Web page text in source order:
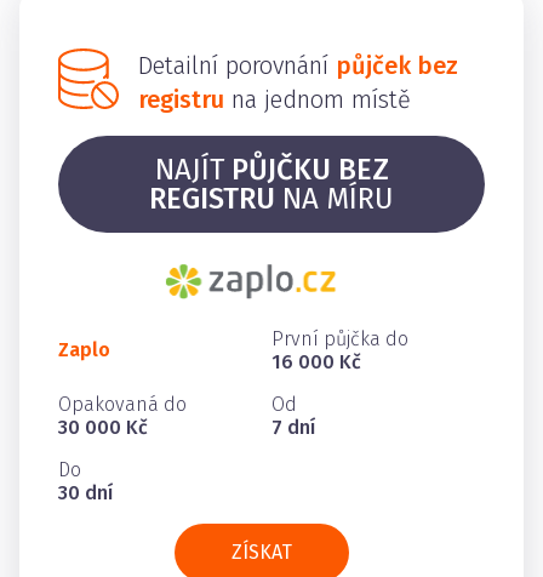
Detailní porovnání půjček bez
registru na jednom místě
NAJÍT PŮJČKU BEZ
REGISTRU NA MÍRU
Zaplo
První půjčka do
16 000 Kč
Opakovaná do
30 000 Kč
Od
7 dní
Do
30 dní
ZÍSKAT